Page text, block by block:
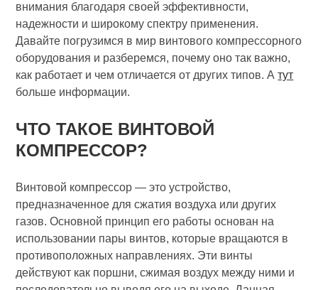
внимания благодаря своей эффективности,
надежности и широкому спектру применения.
Давайте погрузимся в мир винтового компрессорного
оборудования и разберемся, почему оно так важно,
как работает и чем отличается от других типов. Атут
больше информации.
ЧТО ТАКОЕ ВИНТОВОЙ
КОМПРЕССОР?
Винтовой компрессор — это устройство,
предназначенное для сжатия воздуха или других
газов. Основной принцип его работы основан на
использовании пары винтов, которые вращаются в
противоположных направлениях. Эти винты
действуют как поршни, сжимая воздух между ними и